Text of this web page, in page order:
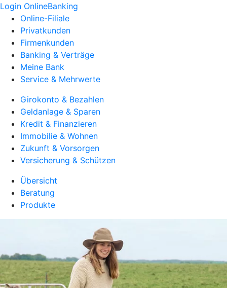
Login OnlineBanking
Online-Filiale
Privatkunden
Firmenkunden
Banking & Verträge
Meine Bank
Service & Mehrwerte
Girokonto & Bezahlen
Geldanlage & Sparen
Kredit & Finanzieren
Immobilie & Wohnen
Zukunft & Vorsorgen
Versicherung & Schützen
Übersicht
Beratung
Produkte